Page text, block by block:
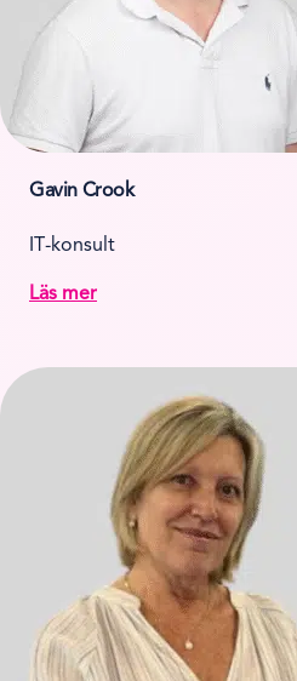
Gavin Crook
IT-konsult
Läs mer